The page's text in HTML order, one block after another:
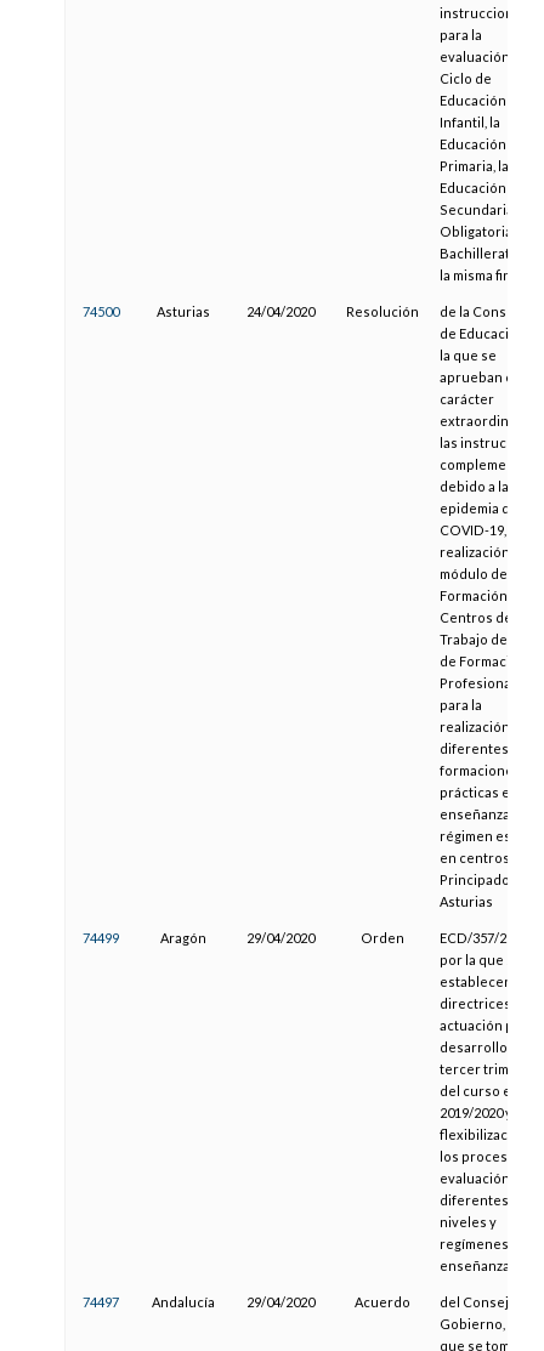
instrucciones
para la
evaluación del
Ciclo de
Educación
Infantil, la
Educación
Primaria, la
Educación
Secundaria
Obligatoria y el
Bachillerato con
la misma
74500 Asturias 24/04/2020 Resolución
de la Consejería
de Educación,
la que se
aprueban con
carácter
extraordinario
las
debido a la
epidemia del
COVID-19, para
realización del
módulo de
Formación en
Centros de
Trabajo de
de Formación
Profesional y
para la
realización de
diferentes
formaciones
prácticas en las
enseñanzas de
régimen
en centros del
Principado de
Asturias
74499 Aragón 29/04/2020 Orden
ECD/357/2020,
por la que se
establecen las
directrices de
actuación para
desarrollo del
tercer trimestre
del curso
2019/2020 y la
flexibilización
los procesos de
evaluación en
diferentes
niveles y
regímenes de
enseñanza
74497 Andalucía 29/04/2020 Acuerdo
del Consejo de
Gobierno, por el
que se toma